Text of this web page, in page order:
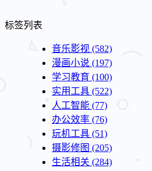
标签列表
音乐影视 (582)
漫画小说 (197)
学习教育 (100)
实用工具 (522)
人工智能 (77)
办公效率 (76)
玩机工具 (51)
摄影修图 (205)
生活相关 (284)